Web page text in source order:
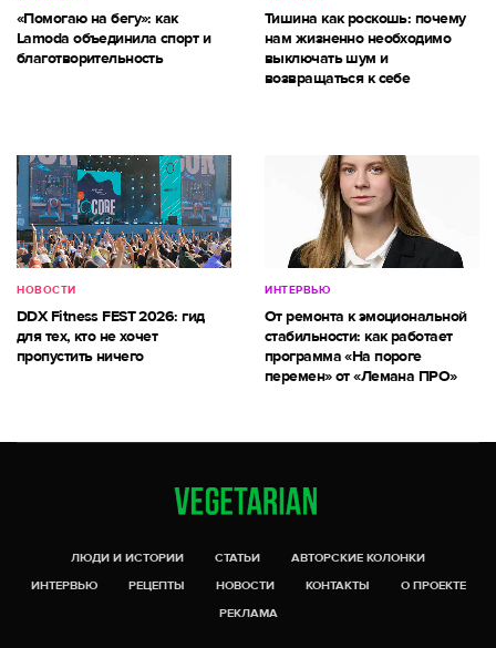
«Помогаю на бегу»: как
Lamoda объединила спорт и
благотворительность
Тишина как роскошь: почему
нам жизненно необходимо
выключать шум и
возвращаться к себе
НОВОСТИ
DDX Fitness FEST 2026: гид
для тех, кто не хочет
пропустить ничего
ИНТЕРВЬЮ
От ремонта к эмоциональной
стабильности: как работает
программа «На пороге
перемен» от «Лемана ПРО»
ЛЮДИ И ИСТОРИИ СТАТЬИ
АВТОРСКИЕ КОЛОНКИ
ИНТЕРВЬЮ
РЕЦЕПТЫ НОВОСТИ КОНТАКТЫ
О ПРОЕКТЕ
РЕКЛАМА